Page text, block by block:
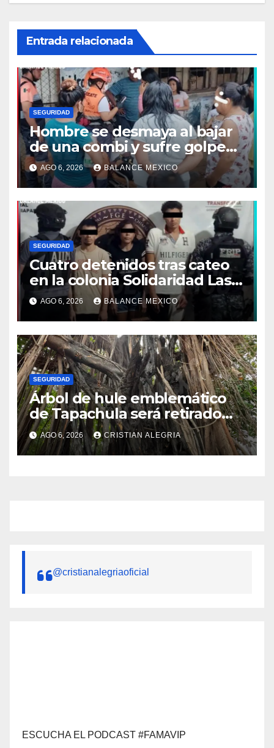
Entrada relacionada
SEGURIDAD
Hombre se desmaya al bajar
de una combi y sufre golpe
en la cabeza en Tapachula
AGO 6, 2026 BALANCE MEXICO
SEGURIDAD
Cuatro detenidos tras cateo
en la colonia Solidaridad Las
Vegas de Tapachula
AGO 6, 2026 BALANCE MEXICO
SEGURIDAD
Árbol de hule emblemático
de Tapachula será retirado
por representar un riesgo
alto de colapso
AGO 6, 2026 CRISTIAN ALEGRIA
@cristianalegriaoficial
ESCUCHA EL PODCAST #FAMAVIP